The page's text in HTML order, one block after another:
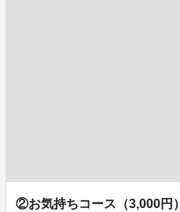
②お気持ちコース（3,000円）